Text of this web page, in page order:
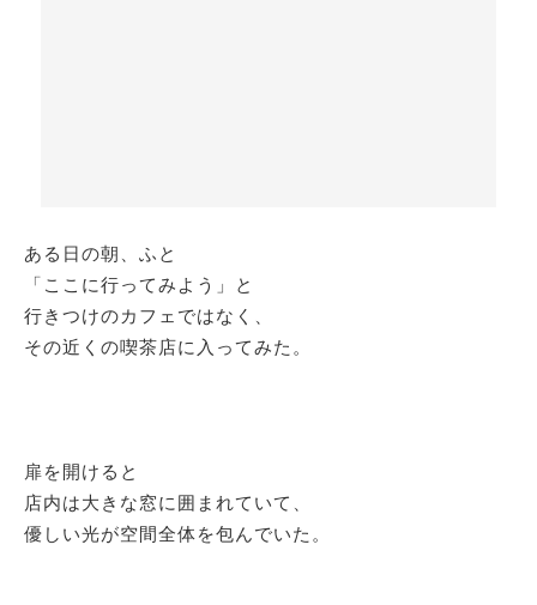
ある日の朝、ふと
「ここに行ってみよう」と
行きつけのカフェではなく、
その近くの喫茶店に入ってみた。
扉を開けると
店内は大きな窓に囲まれていて、
優しい光が空間全体を包んでいた。